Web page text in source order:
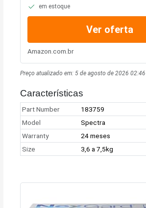
em estoque
Ver oferta
Amazon.com.br
Preço atualizado em:5 de agosto de 2026 02:46
Características
Part Number
183759
Model
Spectra
Warranty
24 meses
Size
3,6 a 7,5kg